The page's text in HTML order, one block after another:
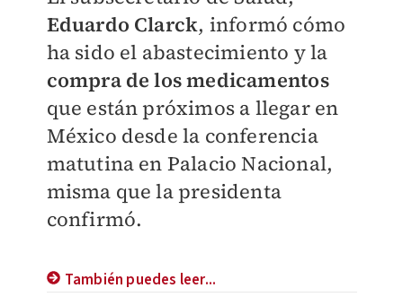
Eduardo Clarck, informó cómo
ha sido el abastecimiento y la
compra de los medicamentos
que están próximos a llegar en
México desde la conferencia
matutina en Palacio Nacional,
misma que la presidenta
confirmó.
También puedes leer...